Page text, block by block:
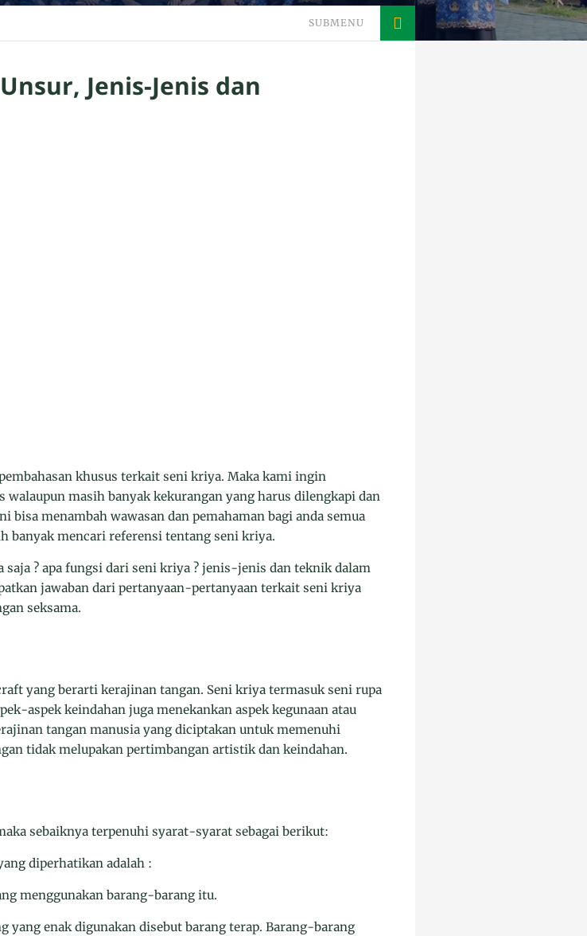
SUBMENU
Jenis-Jenis dan
khusus terkait seni kriya. Maka kami ingin
masih banyak kekurangan yang harus dilengkapi dan
menambah wawasan dan pemahaman bagi anda semua
banyak mencari referensi tentang seni kriya.
? apa fungsi dari seni kriya ? jenis-jenis dan teknik dalam
jawaban dari pertanyaan-pertanyaan terkait seni kriya
seksama.
yang berarti kerajinan tangan. Seni kriya termasuk seni rupa
aspek keindahan juga menekankan aspek kegunaan atau
tangan manusia yang diciptakan untuk memenuhi
tidak melupakan pertimbangan artistik dan keindahan.
sebaiknya terpenuhi syarat-syarat sebagai berikut:
diperhatikan adalah :
menggunakan barang-barang itu.
yang enak digunakan disebut barang terap. Barang-barang